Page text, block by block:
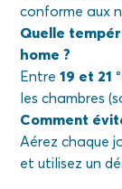
conforme aux
Quelle
home ?
Entre19 et 21
les chambres
Comment
Aérez chaque
et utilisez un